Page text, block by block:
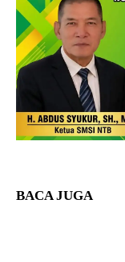
BACA JUGA